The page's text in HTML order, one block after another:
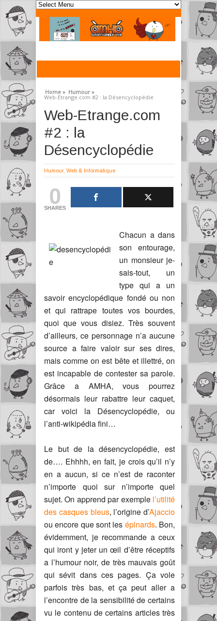
Home » Humour »
Web-Etrange.com #2 : la Désencyclopédie
Web-Etrange.com
#2 : la
Désencyclopédie
Humour, Web & Informatique
0
SHARES
Chacun a dans
son entourage,
un monsieur je-
sais-tout, un
type qui a un
savoir encyclopédique fondé ou non
et qui rattrape toutes vos bourdes,
quoi que vous disiez. Très souvent
d’ailleurs, ce personnage n’a aucune
source a faire valoir sur ses dires,
mais comme on est bête et illettré, on
est incapable de contester sa parole.
Grâce a AMHA, vous pourrez
désormais leur rabattre leur caquet,
car voici la Désencyclopédie, ou
l’anti-wikipédia fini…
Le but de la désencyclopédie, est
de…. Ehhhh, en fait, je crois qu’il n’y
en a aucun, si ce n’est de raconter
n’importe quoi sur n’importe quel
sujet. On apprend par exemple l’utilité
des casques bleus, l’origine d’Ajaccio
ou encore que sont les épinards. Bon,
évidemment, je recommande a ceux
qui iront y jeter un œil d’être réceptifs
a l’humour noir, de très mauvais goût
qui sévit dans ces pages. Ça vole
parfois très bas, et ça peut aller a
l’encontre de la sensibilité de certains
vu le contenu de certains articles très